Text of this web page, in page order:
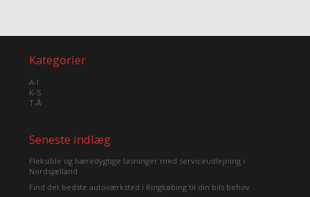
Kategorier
A-I
K-S
T-Å
Seneste indlæg
Fleksible og bæredygtige løsninger med serviceudlejning i
Nordsjælland
Find det bedste autoværksted i Ringkøbing til din bils behov